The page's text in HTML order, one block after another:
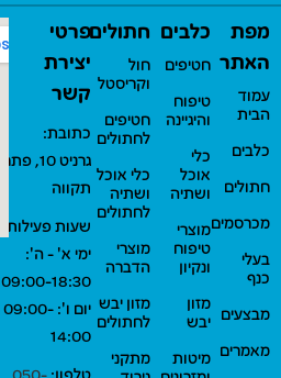
מפת
האתר
עמוד
הבית
כלבים
חתולים
מכרסמים
בעלי
כנף
מבצעים
מאמרים
כלבים
חטיפים
טיפוח
והיגיינה
כלי
אוכל
ושתיה
מוצרי
טיפוח
ונקיון
מזון
יבש
מיטות
חתולים
חול
וקריסטל
חטיפים
לחתולים
כלי אוכל
ושתיה
לחתולים
מוצרי
הדברה
מזון יבש
לחתולים
מתקני
פרטי
יצירת
קשר
כתובת:
גרניט 10, פתח
תקווה
שעות פעילות:
ימי א' - ה':
09:00-18:30
יום ו': 09:00-
14:00